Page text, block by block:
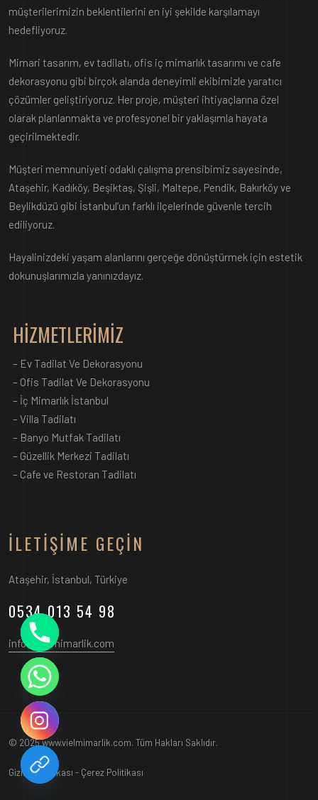
müşterilerimizin beklentilerini en iyi şekilde karşılamayı
hedefliyoruz.
Mimari tasarım, ev tadilatı, ofis iç mimarlık tasarımı ve cafe
dekorasyonu gibi birçok alanda deneyimli ekibimizle yaratıcı
çözümler geliştiriyoruz. Her proje, müşteri ihtiyaçlarına özel
olarak planlanmakta ve profesyonel bir yaklaşımla hayata
geçirilmektedir.
Müşteri memnuniyeti odaklı çalışma prensibimiz sayesinde,
Ataşehir, Kadıköy, Beşiktaş, Şişli, Maltepe, Pendik, Bakırköy ve
Beylikdüzü gibi İstanbul’un farklı ilçelerinde güvenle tercih
ediliyoruz.
Hayalinizdeki yaşam alanlarını gerçeğe dönüştürmek için estetik
dokunuşlarımızla yanınızdayız.
HİZMETLERİMİZ
– Ev Tadilat Ve Dekorasyonu
– Ofis Tadilat Ve Dekorasyonu
– İç Mimarlık İstanbul
– Villa Tadilatı
– Banyo Mutfak Tadilatı
– Güzellik Merkezi Tadilatı
– Cafe ve Restoran Tadilatı
İLETIŞIME GEÇIN
Ataşehir, İstanbul, Türkiye
0534 013 54 98
info@vielmimarlik.com
© 2025 www.vielmimarlik.com. Tüm Hakları Saklıdır.
Gizlilik Politikası - Çerez Politikası